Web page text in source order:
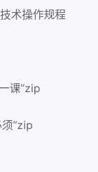
术操作规程
课”zip
”zip